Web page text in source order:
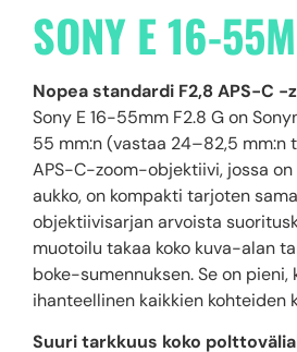
SONY E 16-
Nopea standardi F2,8 APS-C
Sony E 16-55mm F2.8 G on
55 mm:n (vastaa 24–82,5 mm:n
APS-C-zoom-objektiivi, jossa
aukko, on kompakti tarjoten
objektiivisarjan arvoista
muotoilu takaa koko kuva-alan
boke-sumennuksen. Se on pieni,
ihanteellinen kaikkien kohteiden
Suuri tarkkuus koko